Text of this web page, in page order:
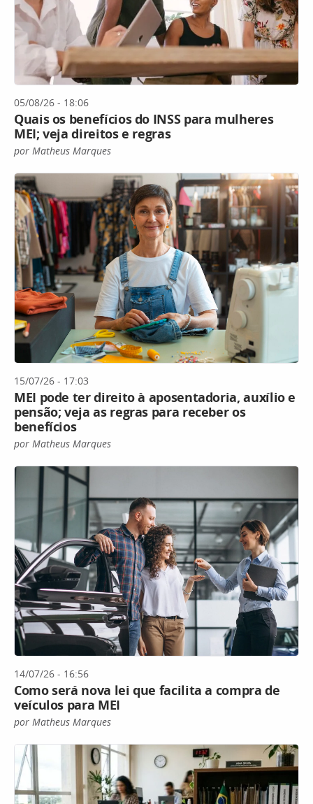
05/08/26 - 18:06
Quais os benefícios do INSS para mulheres
MEI; veja direitos e regras
por Matheus Marques
15/07/26 - 17:03
MEI pode ter direito à aposentadoria, auxílio e
pensão; veja as regras para receber os
benefícios
por Matheus Marques
14/07/26 - 16:56
Como será nova lei que facilita a compra de
veículos para MEI
por Matheus Marques